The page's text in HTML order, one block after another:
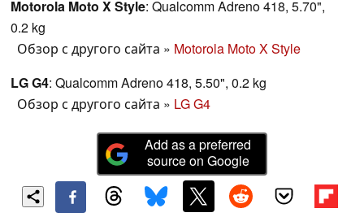
Motorola Moto X Style: Qualcomm Adreno 418, 5.70",
0.2 kg
Обзор с другого сайта » Motorola Moto X Style
LG G4: Qualcomm Adreno 418, 5.50", 0.2 kg
Обзор с другого сайта » LG G4
Add as a preferred
source on Google